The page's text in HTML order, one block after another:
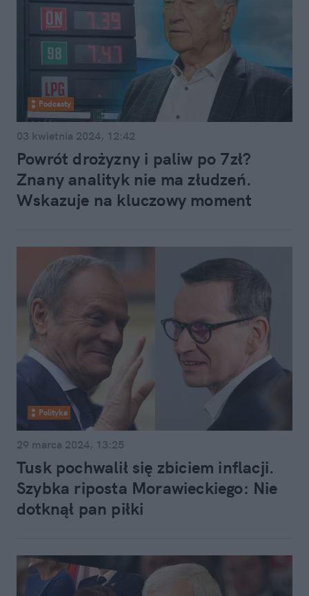
Podcasty
03 kwietnia 2024, 12:42
Powrót drożyzny i paliw po 7zł?
Znany analityk nie ma złudzeń.
Wskazuje na kluczowy moment
Polityka
29 marca 2024, 13:25
Tusk pochwalił się zbiciem inflacji.
Szybka riposta Morawieckiego: Nie
dotknął pan piłki